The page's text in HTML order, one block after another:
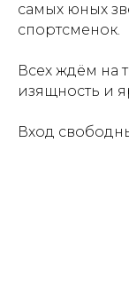
самых юных
спортсменок.
Всех ждём на
изящность и
Вход